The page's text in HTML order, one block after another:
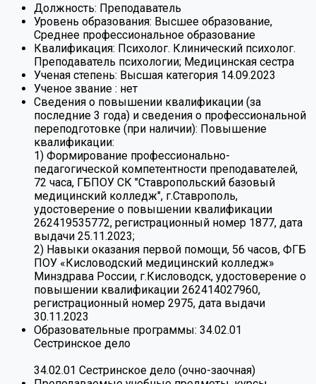
Должность: Преподаватель
Уровень образования: Высшее образование,
Среднее профессиональное образование
Квалификация: Психолог. Клинический психолог.
Преподаватель психологии; Медицинская сестра
Ученая степень: Высшая категория 14.09.2023
Ученое звание : нет
Сведения о повышении квалификации (за
последние 3 года) и сведения о профессиональной
переподготовке (при наличии): Повышение
квалификации:
1) Формирование профессионально-
педагогической компетентности преподавателей,
72 часа, ГБПОУ СК "Ставропольский базовый
медицинский колледж", г.Ставрополь,
удостоверение о повышении квалификации
262419535772, регистрационный номер 1877, дата
выдачи 25.11.2023;
2) Навыки оказания первой помощи, 56 часов, ФГБ
ПОУ «Кисловодский медицинский колледж»
Минздрава России, г.Кисловодск, удостоверение о
повышении квалификации 262414027960,
регистрационный номер 2975, дата выдачи
30.11.2023
Образовательные программы: 34.02.01
Сестринское дело
34.02.01 Сестринское дело (очно-заочная)